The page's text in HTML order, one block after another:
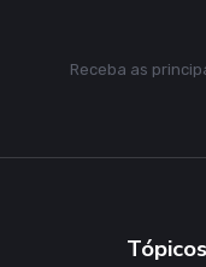
Receba as
Tópicos